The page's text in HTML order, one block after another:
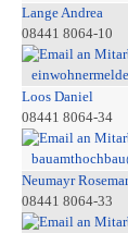
Lange Andrea
08441 8064-10
Loos Daniel
08441 8064-34
Neumayr
08441 8064-33